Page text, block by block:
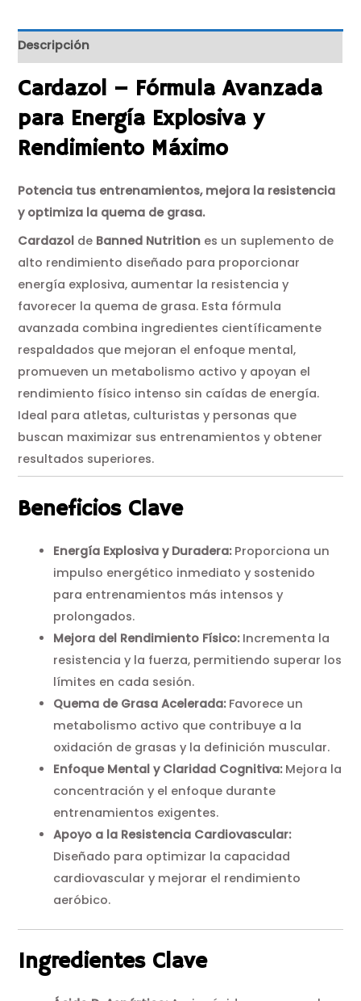
Descripción
Cardazol – Fórmula Avanzada
para Energía Explosiva y
Rendimiento Máximo
Potencia tus entrenamientos, mejora la resistencia
y optimiza la quema de grasa.
Cardazol de Banned Nutrition es un suplemento de
alto rendimiento diseñado para proporcionar
energía explosiva, aumentar la resistencia y
favorecer la quema de grasa. Esta fórmula
avanzada combina ingredientes científicamente
respaldados que mejoran el enfoque mental,
promueven un metabolismo activo y apoyan el
rendimiento físico intenso sin caídas de energía.
Ideal para atletas, culturistas y personas que
buscan maximizar sus entrenamientos y obtener
resultados superiores.
Beneficios Clave
Energía Explosiva y Duradera:Proporciona un
impulso energético inmediato y sostenido
para entrenamientos más intensos y
prolongados.
Mejora del Rendimiento Físico:Incrementa la
resistencia y la fuerza, permitiendo superar los
límites en cada sesión.
Quema de Grasa Acelerada:Favorece un
metabolismo activo que contribuye a la
oxidación de grasas y la definición muscular.
Enfoque Mental y Claridad Cognitiva:Mejora la
concentración y el enfoque durante
entrenamientos exigentes.
Apoyo a la Resistencia Cardiovascular:
Diseñado para optimizar la capacidad
cardiovascular y mejorar el rendimiento
aeróbico.
Ingredientes Clave